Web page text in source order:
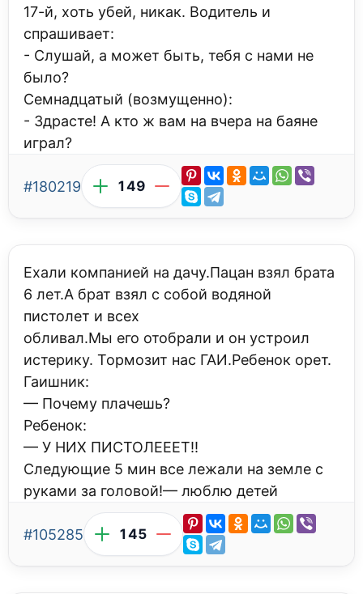
17-й, хоть убей, никак. Водитель и
спрашивает:
- Слушай, а может быть, тебя с нами не
было?
Семнадцатый (возмущенно):
- Здрасте! А кто ж вам на вчера на баяне
играл?
#180219 149
Ехали компанией на дачу.Пацан взял брата
6 лет.А брат взял с собой водяной
пистолет и всех
обливал.Мы его отобрали и он устроил
истерику. Тормозит нас ГАИ.Ребенок орет.
Гаишник:
— Почему плачешь?
Ребенок:
— У НИХ ПИСТОЛЕЕЕТ!!
Следующие 5 мин все лежали на земле с
руками за головой!— люблю детей
#105285 145